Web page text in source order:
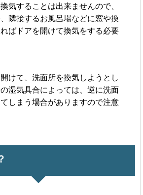
気することは出来ませんので、
隣接するお風呂場などに窓や換
ばドアを開けて換気をする必要
けて、洗面所を換気しようとし
湿気具合によっては、逆に洗面
しまう場合がありますので注意